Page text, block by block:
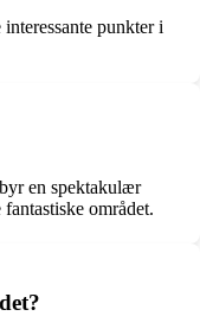
punkter i
en spektakulær
området.